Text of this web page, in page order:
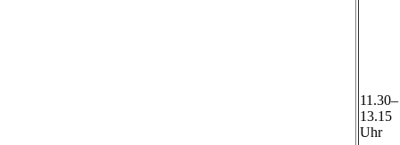
11.30–
13.15
Uhr